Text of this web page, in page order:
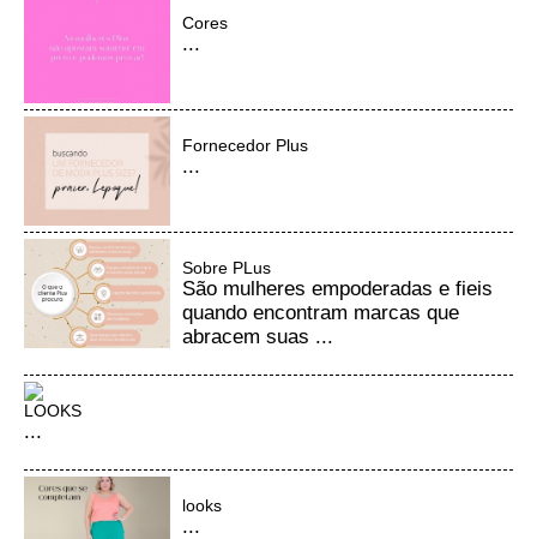
Cores
...
Fornecedor Plus
...
Sobre PLus
São mulheres empoderadas e fieis
quando encontram marcas que
abracem suas ...
LOOKS
...
looks
...